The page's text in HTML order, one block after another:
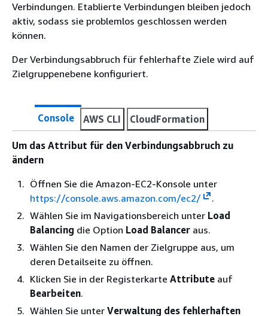
Verbindungen. Etablierte Verbindungen bleiben jedoch
aktiv, sodass sie problemlos geschlossen werden
können.
Der Verbindungsabbruch für fehlerhafte Ziele wird auf
Zielgruppenebene konfiguriert.
Console AWS CLI CloudFormation
Um das Attribut für den Verbindungsabbruch zu
ändern
Öffnen Sie die Amazon-EC2-Konsole unter
https://console.aws.amazon.com/ec2/
.
Wählen Sie im Navigationsbereich unter Load
Balancing die Option Load Balancer aus.
Wählen Sie den Namen der Zielgruppe aus, um
deren Detailseite zu öffnen.
Klicken Sie in der Registerkarte Attribute auf
Bearbeiten.
Wählen Sie unter Verwaltung des fehlerhaften